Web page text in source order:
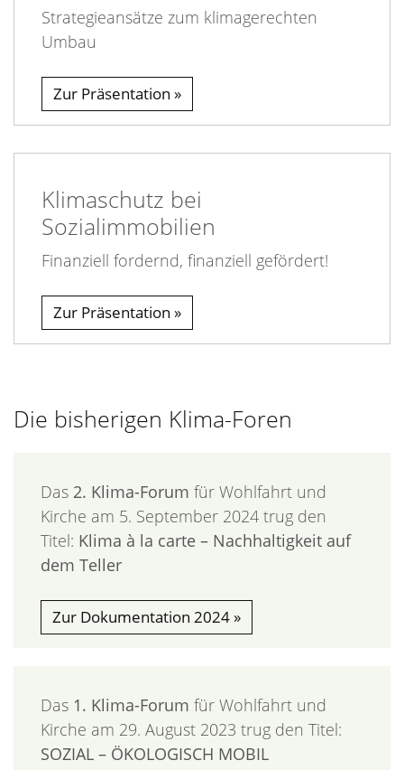
Strategieansätze zum klimagerechten
Umbau
Zur Präsentation
Klimaschutz bei
Sozialimmobilien
Finanziell fordernd, finanziell gefördert!
Zur Präsentation
Die bisherigen Klima-Foren
Das 2. Klima-Forum für Wohlfahrt und
Kirche am 5. September 2024 trug den
Titel: Klima à la carte – Nachhaltigkeit auf
dem Teller
Zur Dokumentation 2024
Das 1. Klima-Forum für Wohlfahrt und
Kirche am 29. August 2023 trug den Titel:
SOZIAL – ÖKOLOGISCH MOBIL